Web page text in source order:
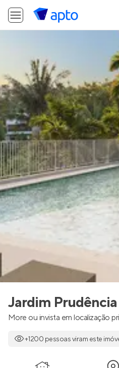
Jardim
More ou invista em localização
+1200 pessoas viram este